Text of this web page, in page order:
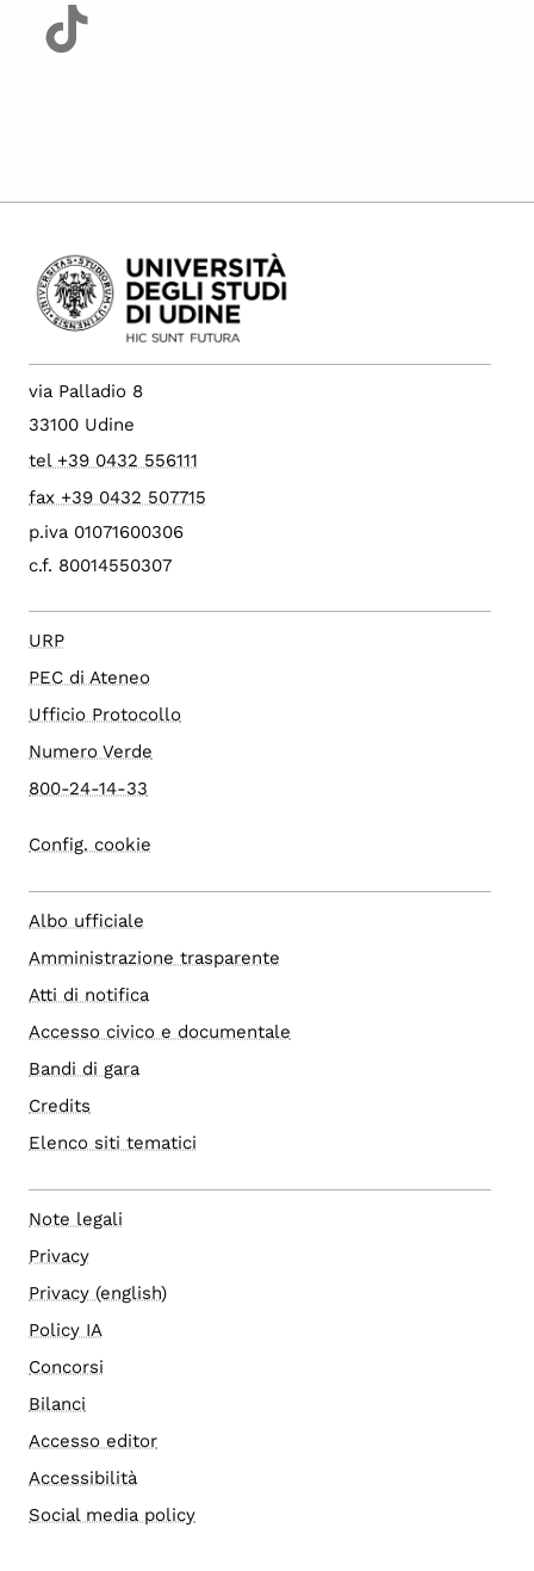
via Palladio 8
33100 Udine
tel +39 0432 556111
fax +39 0432 507715
p.iva 01071600306
c.f. 80014550307
URP
PEC di Ateneo
Ufficio Protocollo
Numero Verde
800-24-14-33
Config. cookie
Albo ufficiale
Amministrazione trasparente
Atti di notifica
Accesso civico e documentale
Bandi di gara
Credits
Elenco siti tematici
Note legali
Privacy
Privacy (english)
Policy IA
Concorsi
Bilanci
Accesso editor
Accessibilità
Social media policy